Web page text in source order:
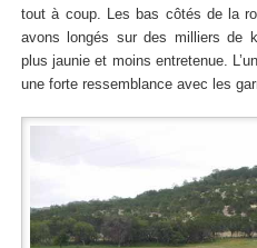
tout à coup. Les bas côtés de la
avons longés sur des milliers de
plus jaunie et moins entretenue.
une forte ressemblance avec les